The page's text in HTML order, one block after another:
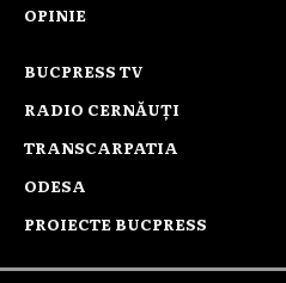
OPINIE
BUCPRESS TV
RADIO CERNĂUȚI
TRANSCARPATIA
ODESA
PROIECTE BUCPRESS